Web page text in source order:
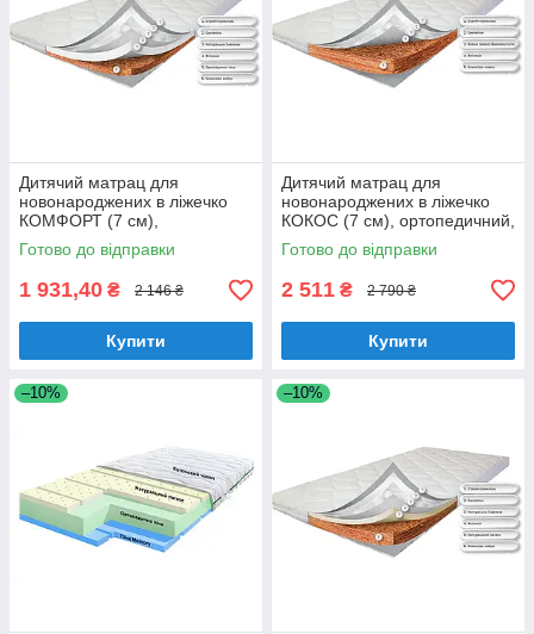
Дитячий матрац для
новонароджених в ліжечко
КОМФОРТ (7 см),
ортопедичний з кокосом,
безпружинний 120х60
Готово до відправки
1 931,40 ₴ 2 146 ₴
Купити
Дитячий матрац для
новонароджених в ліжечко
КОКОС (7 см), ортопедичний,
безпружинний 120х60 см,
Зима/Літо
Готово до відправки
2 511 ₴ 2 790 ₴
Купити
–10% –10%